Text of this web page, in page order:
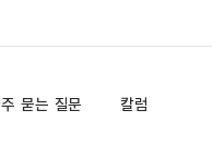
묻는 질문 칼럼